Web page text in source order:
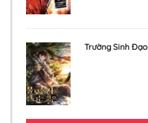
Trường Sinh Đạo